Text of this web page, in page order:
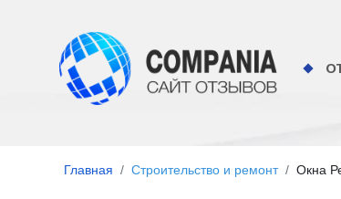
Главная Строительство и ремонт Окна